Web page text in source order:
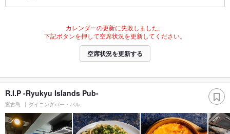
カレンダーの更新に失敗しました。
下記ボタンを押して空席状況を更新してください。
空席状況を更新する
R.I.P -Ryukyu Islands Pub-
宮古島 ダイニングバー・バル